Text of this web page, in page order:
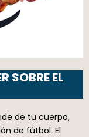
SOBRE EL
de tu cuerpo,
de fútbol. El